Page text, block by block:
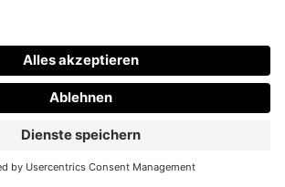
Aboservice
FAQ
Vertrieb
VERTRAG WIDERRUFEN